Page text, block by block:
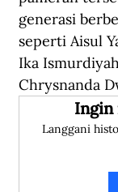
generasi
seperti Aisul
Ika
Chrysnanda
Ingin
Langgani